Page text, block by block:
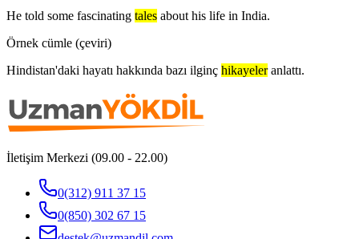
He told some fascinating tales about his life in India.
Örnek cümle (çeviri)
Hindistan'daki hayatı hakkında bazı ilginç hikayeler anlattı.
İletişim Merkezi (09.00 - 22.00)
0(312) 911 37 15
0(850) 302 67 15